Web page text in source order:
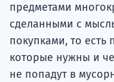
предметами
сделанными с
покупками, то
которые нужны и
не попадут в